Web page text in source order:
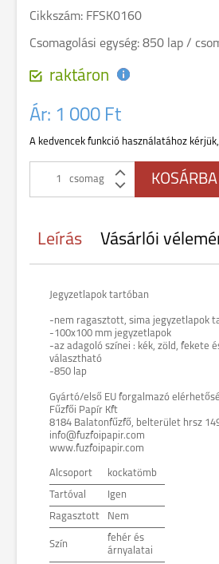
Cikkszám: FFSK0160
Csomagolási egység: 850 lap /
raktáron
Ár: 1 000 Ft
A kedvencek funkció használatához
csomag
Leírás Vásárlói
Jegyzetlapok tartóban
-nem ragasztott, sima jegyzetlapok
-100x100 mm jegyzetlapok
-az adagoló színei : kék, zöld, fekete
választható
-850 lap
Gyártó/első EU forgalmazó
Fűzfői Papír Kft
8184 Balatonfűzfő, belterület hrsz
info@fuzfoipapir.com
www.fuzfoipapir.com
Alcsoport kockatömb
Tartóval Igen
Ragasztott Nem
Szín
fehér és
árnyalatai